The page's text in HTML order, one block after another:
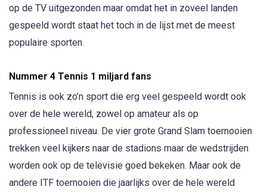
op de TV uitgezonden maar omdat het in zoveel landen
gespeeld wordt staat het toch in de lijst met de meest
populaire sporten.
Nummer 4 Tennis 1 miljard fans
Tennis is ook zo’n sport die erg veel gespeeld wordt ook
over de hele wereld, zowel op amateur als op
professioneel niveau. De vier grote Grand Slam toernooien
trekken veel kijkers naar de stadions maar de wedstrijden
worden ook op de televisie goed bekeken. Maar ook de
andere ITF toernooien die jaarlijks over de hele wereld